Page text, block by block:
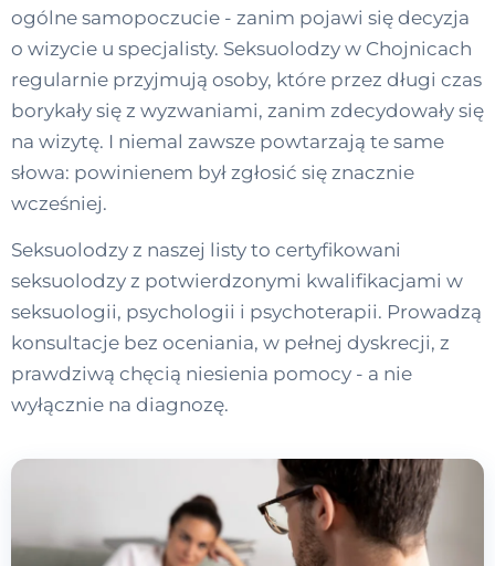
ogólne samopoczucie - zanim pojawi się decyzja
o wizycie u specjalisty. Seksuolodzy w Chojnicach
regularnie przyjmują osoby, które przez długi czas
borykały się z wyzwaniami, zanim zdecydowały się
na wizytę. I niemal zawsze powtarzają te same
słowa: powinienem był zgłosić się znacznie
wcześniej.
Seksuolodzy z naszej listy to certyfikowani
seksuolodzy z potwierdzonymi kwalifikacjami w
seksuologii, psychologii i psychoterapii. Prowadzą
konsultacje bez oceniania, w pełnej dyskrecji, z
prawdziwą chęcią niesienia pomocy - a nie
wyłącznie na diagnozę.